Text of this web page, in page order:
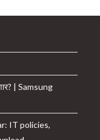
| Samsung
IT policies,